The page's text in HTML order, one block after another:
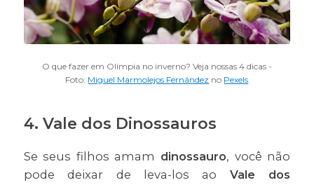
O que fazer em Olímpia no inverno? Veja nossas 4 dicas -
Foto: Miguel Marmolejos Fernández no Pexels
4. Vale dos Dinossauros
Se seus filhos amam dinossauro, você não
pode deixar de leva-los ao Vale dos